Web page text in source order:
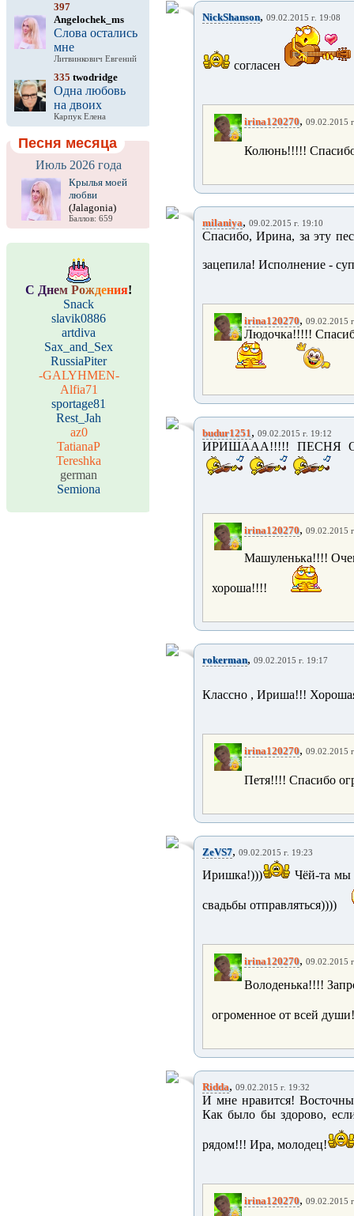
397
Angelochek_ms
Слова остались
мне
Литвинкович Евгений
335 twodridge
Одна любовь
на двоих
Карпук Елена
Песня месяца
Июль 2026 года
Крылья моей
любви
(Jalagonia)
Баллов: 659
С Днем Рождения!
Snack
slavik0886
artdiva
Sax_and_Sex
RussiaPiter
-GALYHMEN-
Alfia71
sportage81
Rest_Jah
az0
TatianaP
Tereshka
german
Semiona
NickShanson, 09.02.2015 г. 19:08
согласен
irina120270, 09.02.2015
Колюнь!!!!!
milaniya, 09.02.2015 г. 19:10
Спасибо, Ирина, за эту
зацепила! Исполнение -
irina120270, 09.02.2015
Людочка!!!!!
budur1251, 09.02.2015 г. 19:12
ИРИШААА!!!!! ПЕСНЯ
irina120270, 09.02.2015
Машуленька!!!!
хороша!!!!
rokerman, 09.02.2015 г. 19:17
Классно , Ириша!!!
irina120270, 09.02.2015
Петя!!!! Спасибо
ZeVS7, 09.02.2015 г. 19:23
Иришка!))) Чёй-та мы
свадьбы отправляться))))
irina120270, 09.02.2015
Володенька!!!!
огроменное от всей
Ridda, 09.02.2015 г. 19:32
И мне нравится!
Как было бы здорово,
рядом!!! Ира, молодец!
irina120270, 09.02.2015